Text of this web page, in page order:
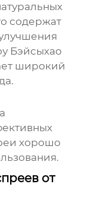
содержат
Бэйсыхао
широкий
хорошо
от